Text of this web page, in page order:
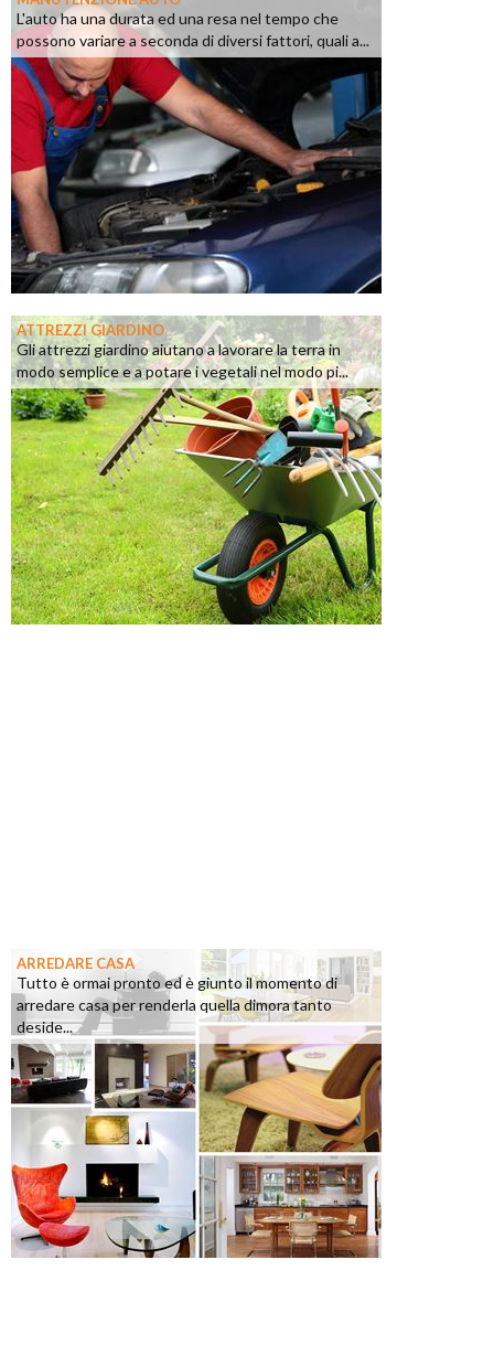
L'auto ha una durata ed una resa nel tempo che
possono variare a seconda di diversi fattori, quali a...
ATTREZZI GIARDINO
Gli attrezzi giardino aiutano a lavorare la terra in
modo semplice e a potare i vegetali nel modo pi...
ARREDARE CASA
Tutto è ormai pronto ed è giunto il momento di
arredare casa per renderla quella dimora tanto
deside...